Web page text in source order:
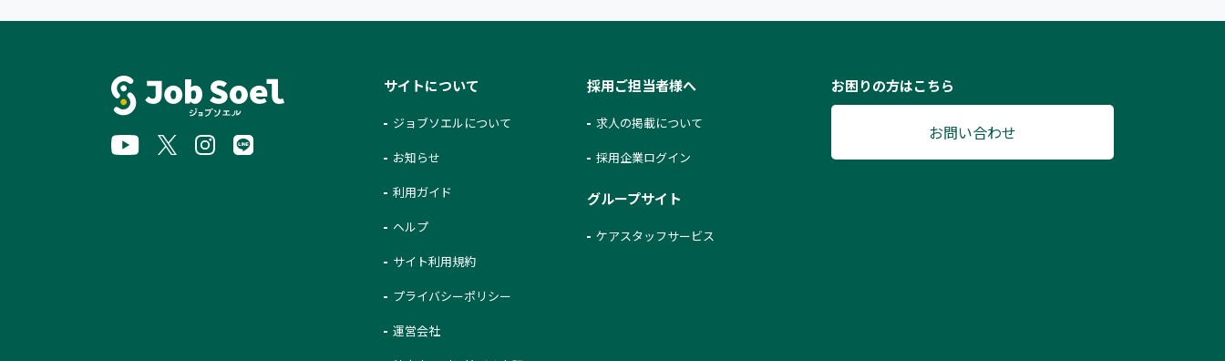
サイトについて
ジョブソエルについて
お知らせ
利用ガイド
ヘルプ
サイト利用規約
プライバシーポリシー
運営会社
採用ご担当者様へ
求人の掲載について
採用企業ログイン
グループサイト
ケアスタッフサービス
お困りの方はこちら
お問い合わせ